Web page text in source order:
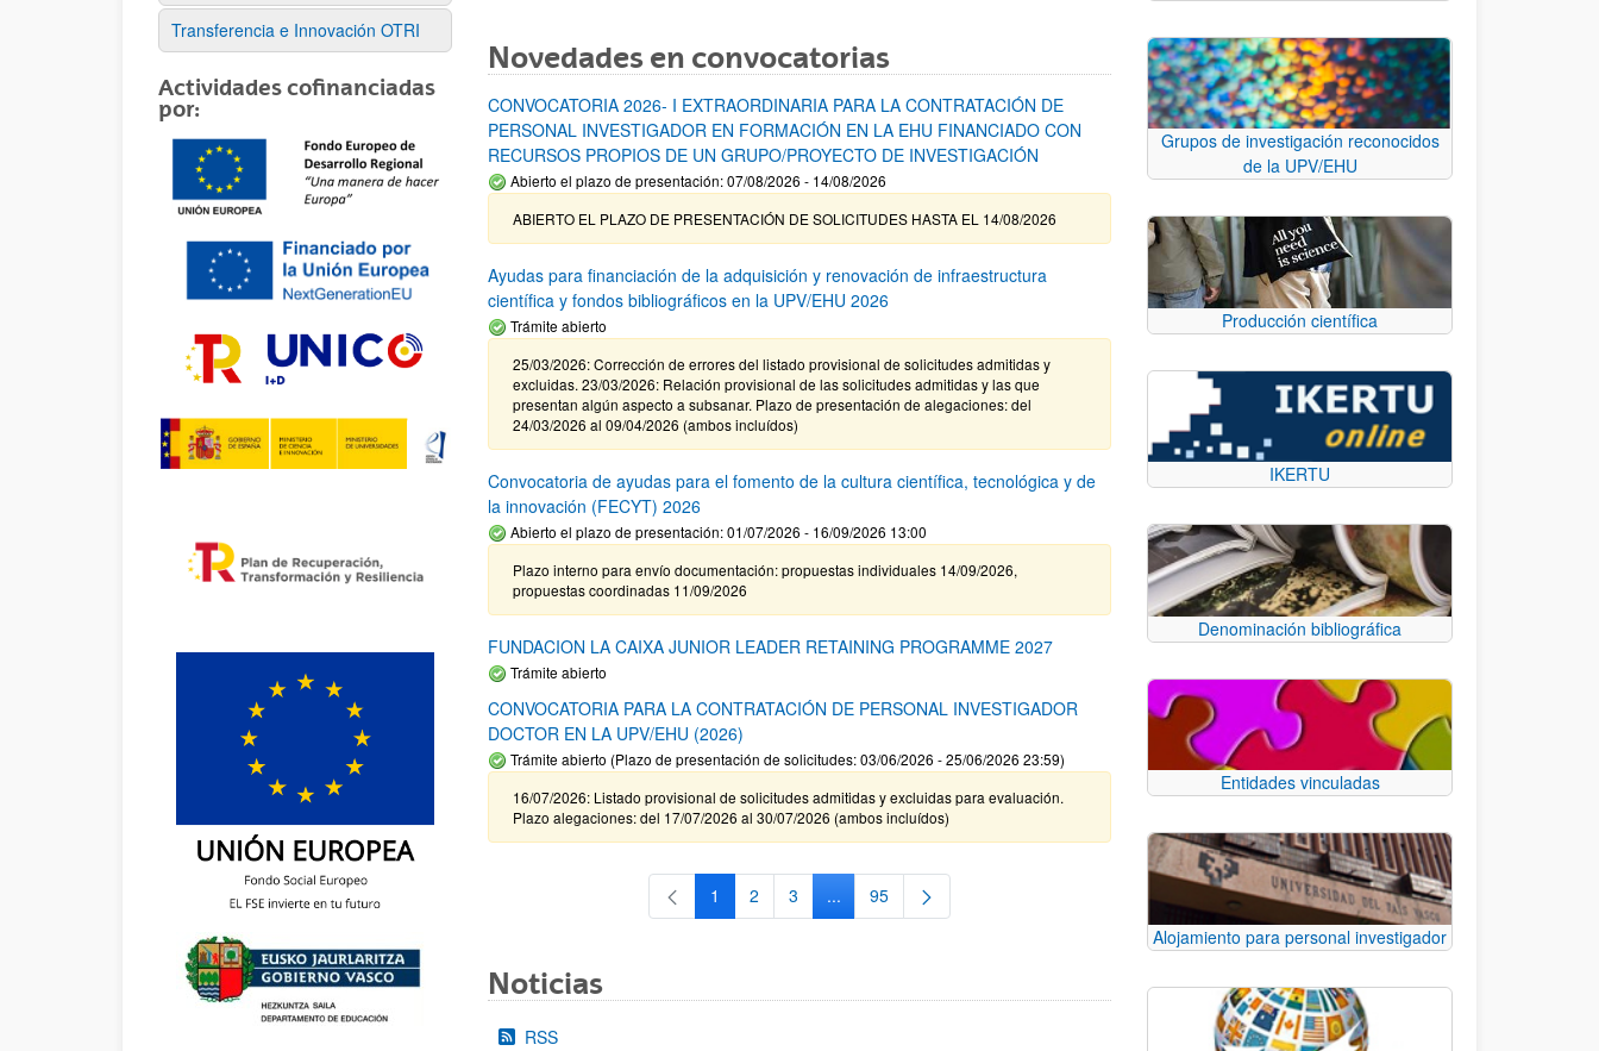
Transferencia e Innovación OTRI
Actividades cofinanciadas
por:
Novedades en convocatorias
CONVOCATORIA 2026- I EXTRAORDINARIA PARA LA CONTRATACIÓN DE
PERSONAL INVESTIGADOR EN FORMACIÓN EN LA EHU FINANCIADO CON
RECURSOS PROPIOS DE UN GRUPO/PROYECTO DE INVESTIGACIÓN
Abierto el plazo de presentación: 07/08/2026 - 14/08/2026
ABIERTO EL PLAZO DE PRESENTACIÓN DE SOLICITUDES HASTA EL 14/08/2026
Ayudas para financiación de la adquisición y renovación de infraestructura
científica y fondos bibliográficos en la UPV/EHU 2026
Trámite abierto
25/03/2026: Corrección de errores del listado provisional de solicitudes admitidas y
excluidas. 23/03/2026: Relación provisional de las solicitudes admitidas y las que
presentan algún aspecto a subsanar. Plazo de presentación de alegaciones: del
24/03/2026 al 09/04/2026 (ambos incluídos)
Convocatoria de ayudas para el fomento de la cultura científica, tecnológica y de
la innovación (FECYT) 2026
Abierto el plazo de presentación: 01/07/2026 - 16/09/2026 13:00
Plazo interno para envío documentación: propuestas individuales 14/09/2026,
propuestas coordinadas 11/09/2026
FUNDACION LA CAIXA JUNIOR LEADER RETAINING PROGRAMME 2027
Trámite abierto
CONVOCATORIA PARA LA CONTRATACIÓN DE PERSONAL INVESTIGADOR
DOCTOR EN LA UPV/EHU (2026)
Trámite abierto (Plazo de presentación de solicitudes: 03/06/2026 - 25/06/2026 23:59)
16/07/2026: Listado provisional de solicitudes admitidas y excluidas para evaluación.
Plazo alegaciones: del 17/07/2026 al 30/07/2026 (ambos incluídos)
Página
1 Página
2 Página
3 ...Páginas intermedias Use TAB para desplazarse.
Página
95
Noticias
RSS
Grupos de investigación reconocidos
de la UPV/EHU
Producción científica
IKERTU
Denominación bibliográfica
Entidades vinculadas
Alojamiento para personal investigador